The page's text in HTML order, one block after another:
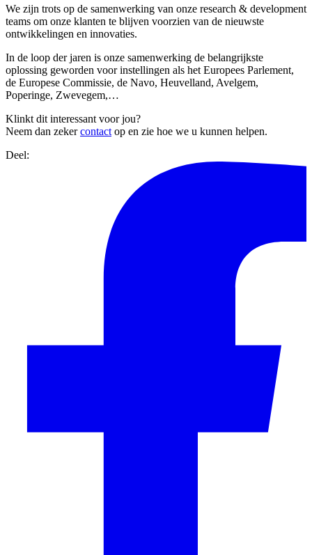
We zijn trots op de samenwerking van onze research & development
teams om onze klanten te blijven voorzien van de nieuwste
ontwikkelingen en innovaties.
In de loop der jaren is onze samenwerking de belangrijkste
oplossing geworden voor instellingen als het Europees Parlement,
de Europese Commissie, de Navo, Heuvelland, Avelgem,
Poperinge, Zwevegem,…
Klinkt dit interessant voor jou?
Neem dan zekercontact op en zie hoe we u kunnen helpen.
Deel: